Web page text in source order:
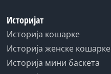
Историјат
Историја кошарке
Историја женске кошарке
Историја мини баскета